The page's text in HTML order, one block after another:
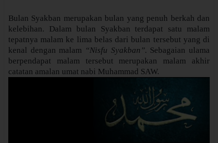
Bulan Syakban merupakan bulan yang penuh berkah dan
kelebihan. Dalam bulan Syakban terdapat satu malam
tepatnya malam ke lima belas dari bulan tersebut yang di
kenal dengan malam “Nisfu Syakban”. Sebagaian ulama
berpendapat malam tersebut merupakan malam akhir
catatan amalan umat nabi Muhammad SAW.